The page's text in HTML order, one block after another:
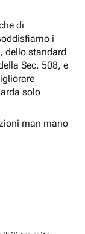
di
i
dello standard
Sec. 508, e
solo
man mano